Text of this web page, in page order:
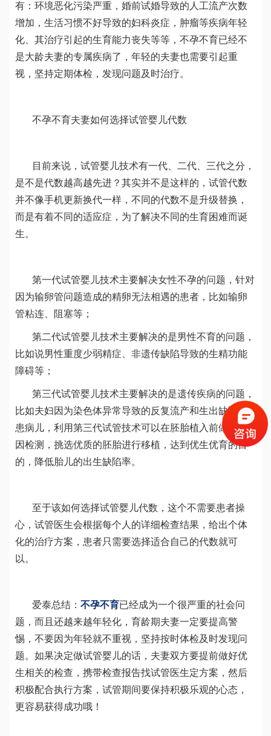
有：环境恶化污染严重，婚前试婚导致的人工流产次数
增加，生活习惯不好导致的妇科炎症，肿瘤等疾病年轻
化、其治疗引起的生育能力丧失等等，不孕不育已经不
是大龄夫妻的专属疾病了，年轻的夫妻也需要引起重
视，坚持定期体检，发现问题及时治疗。
不孕不育夫妻如何选择试管婴儿代数
目前来说，试管婴儿技术有一代、二代、三代之分，
是不是代数越高越先进？其实并不是这样的，试管代数
并不像手机更新换代一样，不同的代数不是升级替换，
而是有着不同的适应症，为了解决不同的生育困难而诞
生。
第一代试管婴儿技术主要解决女性不孕的问题，针对
因为输卵管问题造成的精卵无法相遇的患者，比如输卵
管粘连、阻塞等；
第二代试管婴儿技术主要解决的是男性不育的问题，
比如说男性重度少弱精症、非遗传缺陷导致的生精功能
障碍等；
第三代试管婴儿技术主要解决的是遗传疾病的问题，
比如夫妇因为染色体异常导致的反复流产和生出缺陷儿/
患病儿，利用第三代试管技术可以在胚胎植入前做个基
因检测，挑选优质的胚胎进行移植，达到优生优育的目
的，降低胎儿的出生缺陷率。
至于该如何选择试管婴儿代数，这个不需要患者操
心，试管医生会根据每个人的详细检查结果，给出个体
化的治疗方案，患者只需要选择适合自己的代数就可
以。
爱泰总结： 不孕不育已经成为一个很严重的社会问
题，而且还越来越年轻化，育龄期夫妻一定要提高警
惕，不要因为年轻就不重视，坚持按时体检及时发现问
题。如果决定做试管婴儿的话，夫妻双方要提前做好优
生相关的检查，携带检查报告找试管医生定方案，然后
积极配合执行方案，试管期间要保持积极乐观的心态，
更容易获得成功哦！